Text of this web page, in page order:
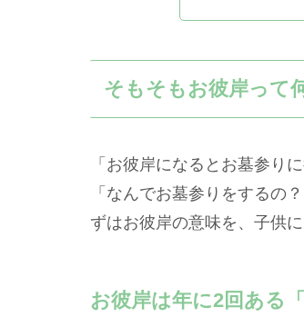
そもそもお彼岸って
「お彼岸になるとお墓参り
「なんでお墓参りをするの
ずはお彼岸の意味を、子供
お彼岸は年に2回ある